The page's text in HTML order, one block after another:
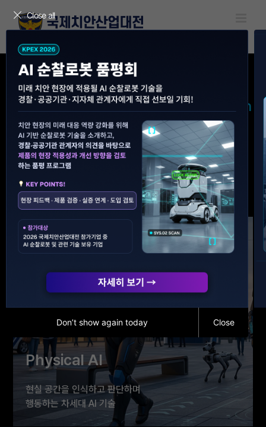
content
KPEX 2026 FOCUS
Physical AI & Robotics & Information
Security & AI Startup
#순찰로봇 #드론
#디지털범죄대응
#스마트시티
Physical AI
현실 공간을 인식하고 판단하며
행동하는 차세대 AI 기술
Close all
Don’t show again today Close